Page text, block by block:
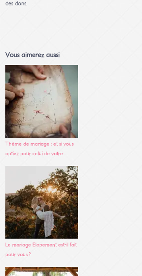
des dons.
Vous aimerez aussi
Thème de mariage : et si vous
optiez pour celui de votre…
Le mariage Elopement est-il fait
pour vous ?